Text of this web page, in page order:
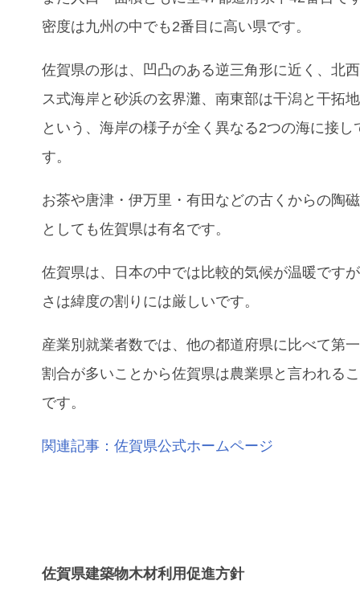
密度は九州の中でも2番目に高い県です。
佐賀県の形は、凹凸のある逆三角形に近く、北
ス式海岸と砂浜の玄界灘、南東部は干潟と干拓
という、海岸の様子が全く異なる2つの海に接し
す。
お茶や唐津・伊万里・有田などの古くからの陶
としても佐賀県は有名です。
佐賀県は、日本の中では比較的気候が温暖です
さは緯度の割りには厳しいです。
産業別就業者数では、他の都道府県に比べて第
割合が多いことから佐賀県は農業県と言われる
です。
関連記事：佐賀県公式ホームページ
佐賀県建築物木材利用促進方針